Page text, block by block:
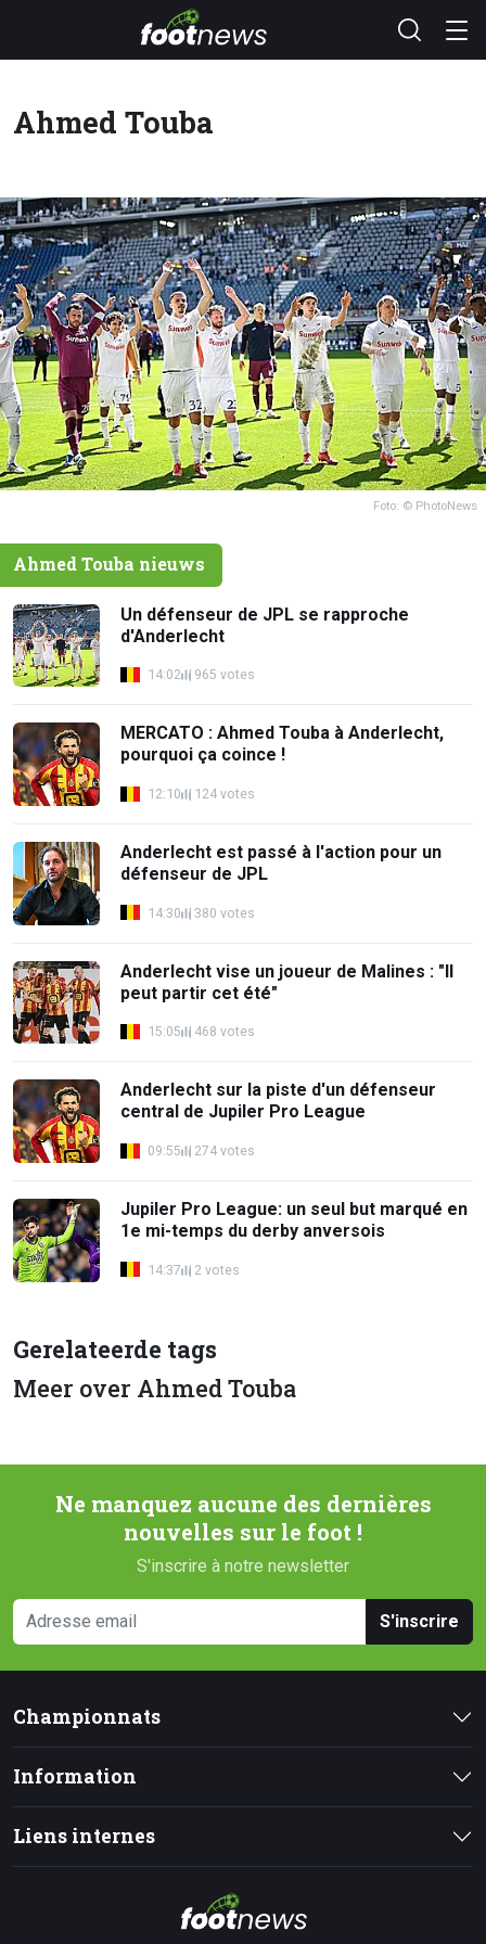
Ahmed Touba
Foto: © PhotoNews
Ahmed Touba nieuws
Un défenseur de JPL se rapproche
d'Anderlecht
14:02 965 votes
MERCATO : Ahmed Touba à Anderlecht,
pourquoi ça coince !
12:10 124 votes
Anderlecht est passé à l'action pour un
défenseur de JPL
14:30 380 votes
Anderlecht vise un joueur de Malines : "Il
peut partir cet été"
15:05 468 votes
Anderlecht sur la piste d'un défenseur
central de Jupiler Pro League
09:55 274 votes
Jupiler Pro League: un seul but marqué en
1e mi-temps du derby anversois
14:37 2 votes
Gerelateerde tags
Meer over Ahmed Touba
Ne manquez aucune des dernières
nouvelles sur le foot !
S'inscrire à notre newsletter
S'inscrire
Championnats
Information
Liens internes